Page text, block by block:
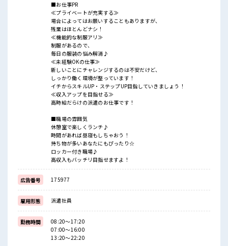
■お仕事PR
≪プライベートが充実する≫
場合によってはお願いすることもありますが、
残業はほとんどナシ！
≪機能的な制服アリ≫
制服があるので、
毎日の服装の悩み解消♪
≪未経験OKの仕事≫
新しいことにチャレンジするのは不安だけど、
しっかり働く環境が整っています！
イチからスキルUP・ステップUP目指していきましょう！
≪収入アップを目指せる≫
高時給だらけの派遣のお仕事です！
■職場の雰囲気
休憩室で楽しくランチ♪
時間があれば昼寝もしちゃおう！
持ち物が多いあなたにもぴったり☆
ロッカー付き職場♪
高収入もバッチリ目指せますよ！
広告番号 175977
雇用形態 派遣社員
勤務時間
08:20～17:20
07:00～16:00
13:20～22:20